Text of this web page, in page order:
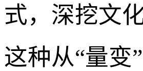
式，深挖文
这种从“量变